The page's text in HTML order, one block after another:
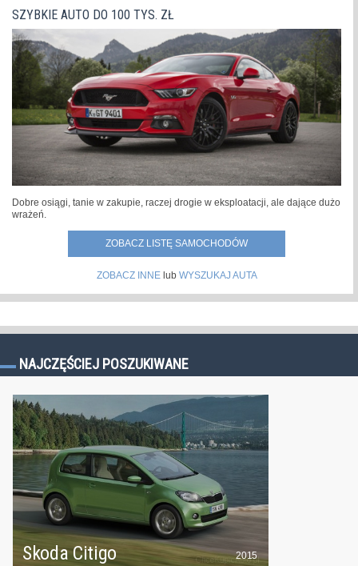
SZYBKIE AUTO DO 100 TYS. ZŁ
Dobre osiągi, tanie w zakupie, raczej drogie w eksploatacji, ale dające dużo
wrażeń.
ZOBACZ LISTĘ SAMOCHODÓW
ZOBACZ INNElub WYSZUKAJ AUTA
NAJCZĘŚCIEJ POSZUKIWANE
Skoda Citigo 2015